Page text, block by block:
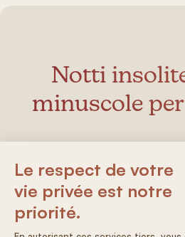
Notti
minuscole